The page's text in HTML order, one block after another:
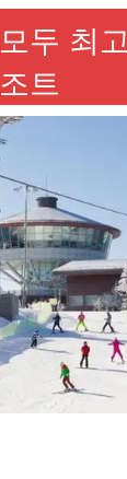
두 최
트